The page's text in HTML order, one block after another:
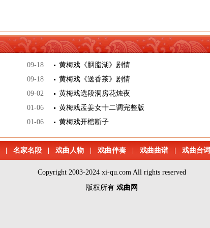
09-18
黄梅戏《胭脂湖》剧情
09-18
黄梅戏《送香茶》剧情
09-02
黄梅戏选段洞房花烛夜
01-06
黄梅戏孟姜女十二调完整版
01-06
黄梅戏开棺断子
名家名段 戏曲人物 戏曲伴奏 戏曲曲谱 戏曲台词
Copyright 2003-2024 xi-qu.com All rights reserved
版权所有 戏曲网